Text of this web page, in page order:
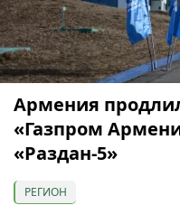
Армения
«Газпром
«Раздан-5»
РЕГИОН